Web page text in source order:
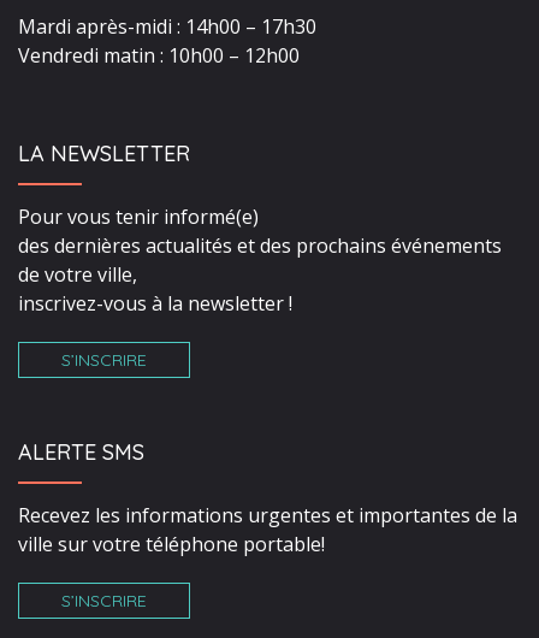
Mardi après-midi : 14h00 – 17h30
Vendredi matin : 10h00 – 12h00
LA NEWSLETTER
Pour vous tenir informé(e)
des dernières actualités et des prochains événements
de votre ville,
inscrivez-vous à la newsletter !
S’INSCRIRE
ALERTE SMS
Recevez les informations urgentes et importantes de la
ville sur votre téléphone portable!
S’INSCRIRE